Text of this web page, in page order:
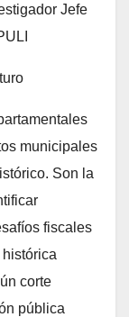
Jefe
municipales
Son la
fiscales
corte
pública